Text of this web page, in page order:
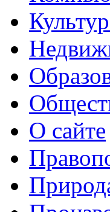
О сайте